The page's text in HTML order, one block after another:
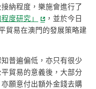
納程度，樂施會進行了
度研究」
，並於今日
貿易在澳門的發展策略建
普遍偏低，亦只有很少
貿易的意義後，大部分
願意付出額外金錢去購